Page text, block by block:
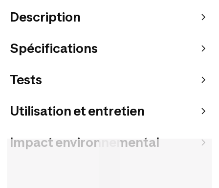
Description
Spécifications
Tests
Utilisation et entretien
Impact environnemental